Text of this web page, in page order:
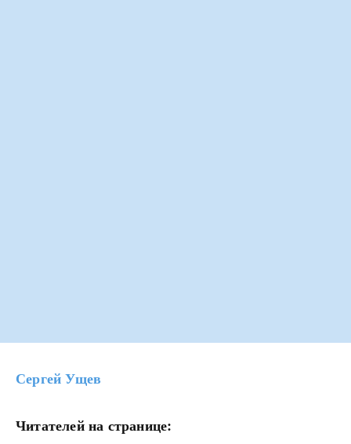
Сергей Ущев
Читателей на странице: